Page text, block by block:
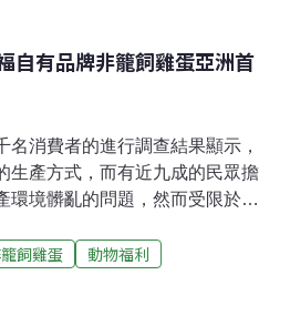
自有品牌非籠飼雞蛋亞洲首
名消費者的進行調查結果顯示，
生產方式，而有近九成的民眾擔
環境髒亂的問題，然而受限於目
通總監蘇小真表示，為了發揮企
飼雞蛋 動物福利